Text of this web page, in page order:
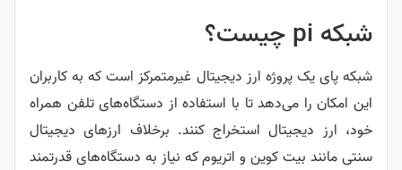
شبکه pi چیست؟
شبکه پای یک پروژه ارز دیجیتال غیرمتمرکز است که به کاربران
این امکان را می‌دهد تا با استفاده از دستگاه‌های تلفن همراه
خود، ارز دیجیتال استخراج کنند. برخلاف ارزهای دیجیتال
سنتی مانند بیت کوین و اتریوم که نیاز به دستگاه‌های قدرتمند